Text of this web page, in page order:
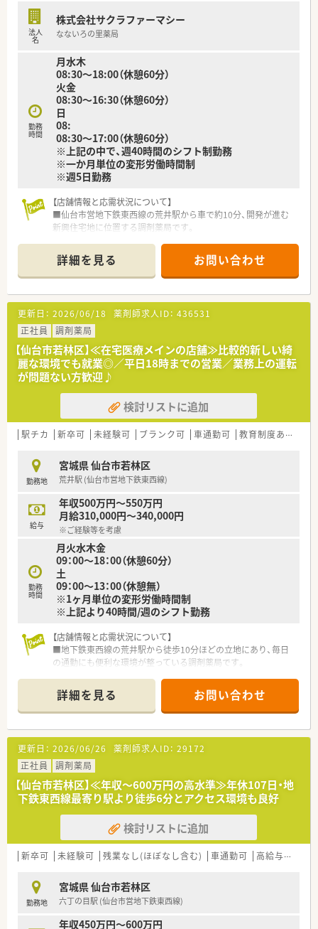
■今後新店の可能性もあるエリアで業務拡大に伴う増員の募集
です。複数店舗を掛け持ち経験を積みたい、管理薬剤師として店
たのキャリアアップに繋がるプランを一緒に考え配置を進めま
す♪
■運転の伴う業務があるため、基本運転免許が必須になります。
■広く新卒、第二新卒の募集をしている薬局です。ご希望や適性
に応じ、面接後に実際の配属店舗を提案いたします。
〇このような方にオススメです〇
■在宅経験があり、在宅対応スキルに更に磨きをかけたいとお考
えの方！
■在宅未経験だが、一からスキルを身に着けたいとお考えの方！
■中規模の薬局で安定経営の企業で地域の方々に貢献したい。
法人
名
株式会社サクラファーマシー
なないろの里薬局
勤務
時間
月水木
08:30～18:00（休憩60分）
火金
08:30～16:30（休憩60分）
日
08:
08:30～17:00（休憩60分）
※上記の中で、週40時間のシフト制勤務
※一か月単位の変形労働時間制
※週5日勤務
【店舗情報と応需状況について】
■仙台市営地下鉄東西線の荒井駅から車で約10分、開発が進む
新興住宅地に位置する調剤薬局です。
のため専門性を高めることができます。
■処方箋は1日平均80枚、日曜は100枚程度で、薬剤師は常時4名
体制で業務にあたります。
【求人情報について】
■ご経験や能力を考慮し、年収450万円から550万円の範囲で優
遇されるため、高収入が期待できます。
■年間休日は120日以上あり、土曜日と他1日の完全週休2日制で
プライベートの時間も確保できます。
■世帯主の方には住宅手当を支給するほか、退職金制度や産休・
育休制度など福利厚生が充実しています。
【職場環境と雰囲気】
■管理薬剤師をはじめ20代から30代の若手スタッフが中心とな
って活躍しており、活気のある職場です。
効率的に業務へ取り組むことができます。
■門前のクリニックとは日頃から密に連携が取れており、疑義照
会などもスムーズに行える関係性です。
【法人特徴について】
■仙台市内に複数の調剤薬局を展開しており、地域に根差した医
療の提供を理念として掲げています。
■医療ビル内に店舗を集中して展開することで、医療機関との強
固な連携と安定した経営基盤を確立しています。
■薬剤師会が主催する研修への参加費用を会社が負担するなど、
社員のスキルアップを積極的に支援します。
詳細を見る お問い合わせ
更新日： 2026/06/18 薬剤師求人ID： 436531
正社員
調剤薬局
【仙台市若林区】≪在宅医療メインの店舗≫比較的新しい綺
麗な環境でも就業◎／平日18時までの営業／業務上の運転
が問題ない方歓迎♪
検討リストに追加
駅チカ 新卒可 未経験可 ブランク可 車通勤可 教育制度あり
勤務地
宮城県 仙台市若林区
荒井駅 (仙台市営地下鉄東西線)
給与
年収500万円～550万円
月給310,000円～340,000円
※ご経験等を考慮
勤務
時間
月火水木金
09：00～18：00（休憩60分）
土
09：00～13：00（休憩無）
※1ヶ月単位の変形労働時間制
※上記より40時間/週のシフト勤務
【店舗情報と応需状況について】
■地下鉄東西線の荒井駅から徒歩10分ほどの立地にあり、毎日
の通勤にも便利な環境が整っている調剤薬局です。
医療に密着したサービスを提供しています。
■常勤の薬剤師が3名、事務スタッフが2名在籍しており、協力し
合いながら日々の業務に取り組んでいます。
【募集背景と求める人物像について】
■今回は欠員補充ならびに体制強化のための急募となっており、
すぐにでもご活躍いただける方を求めています。
■在宅医療業務への意欲が高く、フットワーク軽くさまざまな業
務に取り組んでいただける方を歓迎いたします。
■コミュニケーション能力に長けており、周囲と円滑な人間関係
を築きながら業務を進められる方が理想的です。
【法人特徴について】
■東北および関東エリアを中心として、広範なネットワークで多
■クリニックの門前薬局や在宅専門薬局などをメインに出店し、
居宅や施設など幅広い在宅医療に対応しています。
■今後の業界を見据えて薬局ビジョンに沿った運営を行い、調剤
の機械化やシステム導入にも積極的な企業です。
詳細を見る お問い合わせ
更新日： 2026/06/26 薬剤師求人ID： 29172
正社員
調剤薬局
【仙台市若林区】≪年収～600万円の高水準≫年休107日・地
下鉄東西線最寄り駅より徒歩6分とアクセス環境も良好
検討リストに追加
新卒可 未経験可 残業なし(ほぼなし含む) 車通勤可 高給与(600万円以上)
勤務地
宮城県 仙台市若林区
六丁の目駅 (仙台市営地下鉄東西線)
年収450万円～600万円